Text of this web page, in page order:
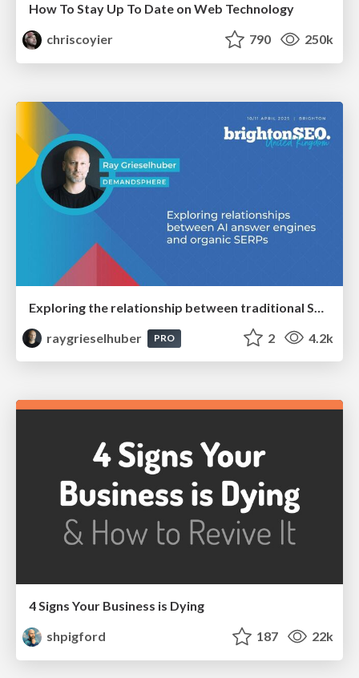
How To Stay Up To Date on Web Technology
chriscoyier
790 250k
raygrieselhuber
PRO 2 4.2k
4 Signs Your Business is Dying
shpigford
187 22k